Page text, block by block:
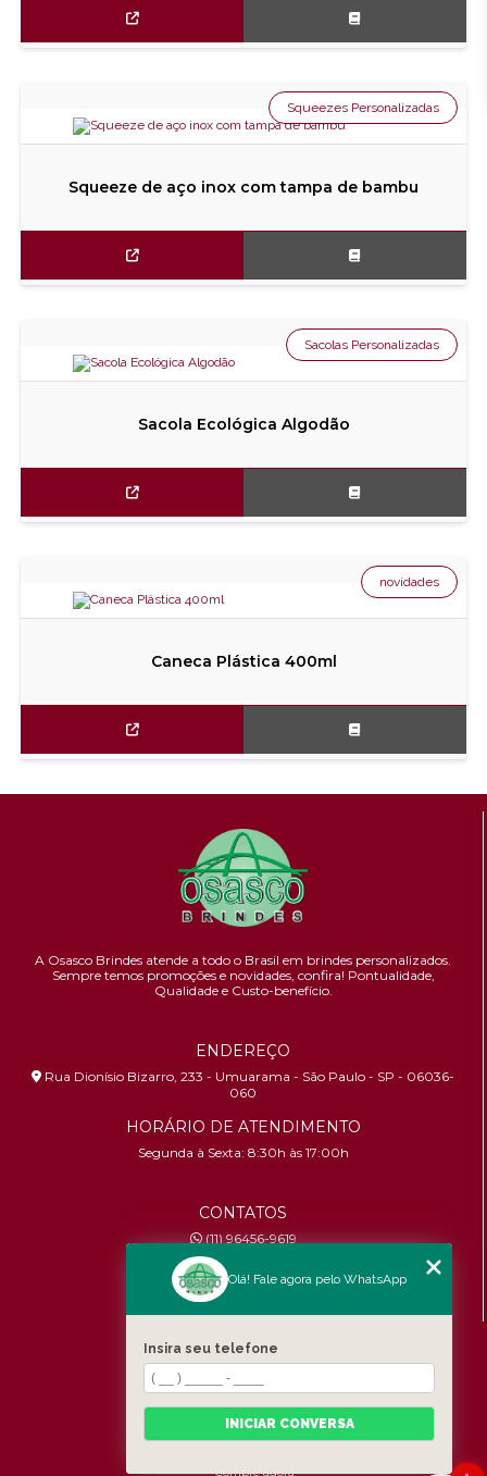
Squeeze de aço inox com tampa de bambu
Squeezes Personalizadas
Sacola Ecológica Algodão
Sacolas Personalizadas
Caneca Plástica 400ml
novidades
A Osasco Brindes atende a todo o Brasil em brindes personalizados.
Sempre temos promoções e novidades, confira! Pontualidade,
Qualidade e Custo-benefício.
ENDEREÇO
Rua Dionísio Bizarro, 233 - Umuarama - São Paulo - SP - 06036-
060
HORÁRIO DE ATENDIMENTO
Segunda à Sexta: 8:30h às 17:00h
CONTATOS
(11) 96456-9619
contato@osascobrindes.com.br
CNPJ:26.434.153/0001-30
MENU
Quem somos
Compre agora
Olá! Fale agora pelo WhatsApp
Insira seu telefone
INICIAR CONVERSA